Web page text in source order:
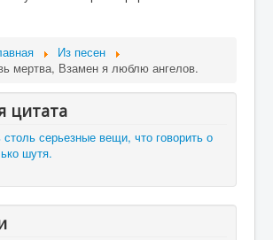
Из песен
мертва, Взамен я люблю ангелов.
цитата
столь серьезные вещи, что говорить о
шутя.